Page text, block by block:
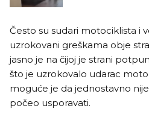
Često su sudari motociklista i
uzrokovani greškama obje
jasno je na čijoj je strani
što je uzrokovalo udarac
moguće je da jednostavno
počeo usporavati.